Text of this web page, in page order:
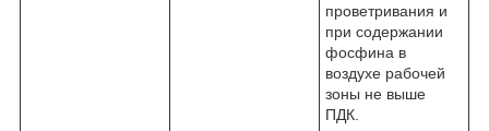
проветривания и
при содержании
фосфина в
воздухе рабочей
зоны не выше
ПДК.